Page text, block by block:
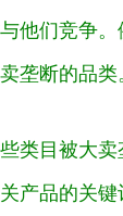
他们竞争
垄断的品类
类目被大卖
产品的关